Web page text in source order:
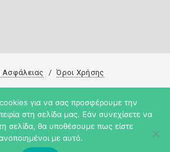
Ασφάλειας Όροι Χρήσης
2026 Knowledge A.E.
για να σας προσφέρουμε την
στη σελίδα μας. Εάν συνεχίσετε να
σελίδα, θα υποθέσουμε πως είστε
με αυτό.